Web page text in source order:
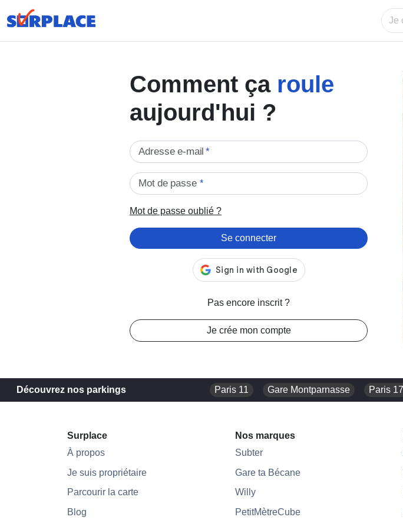
Comment ça roule
aujourd'hui ?
Adresse e-mail *
Mot de passe *
Mot de passe oublié ?
Se connecter
Pas encore inscrit ?
Je crée mon compte
Découvrez nos parkings Paris 11 Gare Montparnasse Paris 17
Surplace
À propos
Je suis propriétaire
Parcourir la carte
Blog
Nos marques
Subter
Gare ta Bécane
Willy
PetitMètreCube